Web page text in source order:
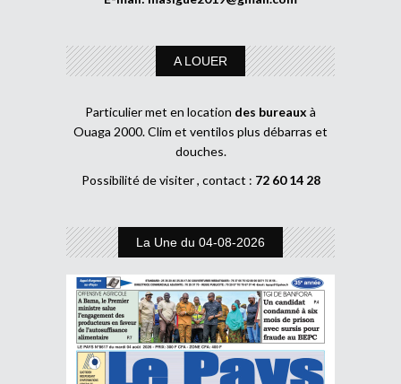
A LOUER
Particulier met en location des bureaux à
Ouaga 2000. Clim et ventilos plus débarras et
douches.
Possibilité de visiter , contact : 72 60 14 28
La Une du 04-08-2026